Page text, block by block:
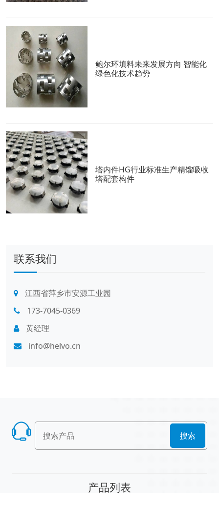
鲍尔环填料未来发展方向 智能化
绿色化技术趋势
塔内件HG行业标准生产精馏吸收
塔配套构件
联系我们
江西省萍乡市安源工业园
173-7045-0369
黄经理
info@helvo.cn
搜索
产品列表